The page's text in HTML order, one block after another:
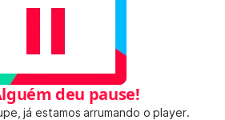
deu pause!
já estamos arrumando o player.